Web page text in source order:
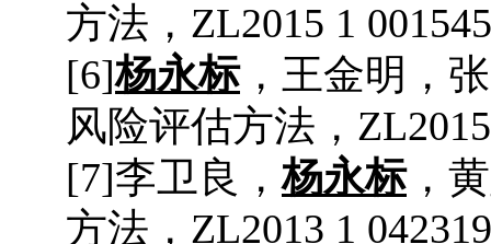
方法 ， ZL2015 1
[6]杨永标， 王金明 ，
风险评估方法 ，
[7]李卫良 ，杨永标，
方法 ， ZL2013 1